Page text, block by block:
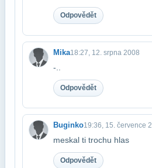
Odpovědět
Mika18:27, 12. srpna 2008
-..
Odpovědět
Buginko19:36, 15. července
meskal ti trochu hlas
Odpovědět